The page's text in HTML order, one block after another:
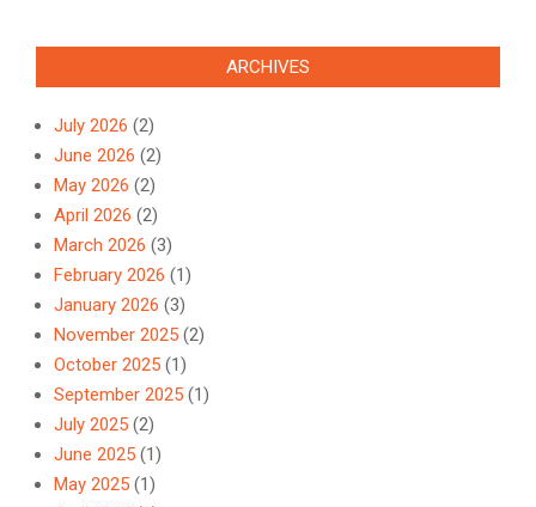
ARCHIVES
July 2026 (2)
June 2026 (2)
May 2026 (2)
April 2026 (2)
March 2026 (3)
February 2026 (1)
January 2026 (3)
November 2025 (2)
October 2025 (1)
September 2025 (1)
July 2025 (2)
June 2025 (1)
May 2025 (1)